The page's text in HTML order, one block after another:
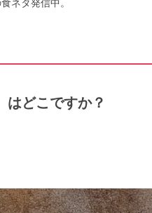
ネタ発信中。
はどこですか？